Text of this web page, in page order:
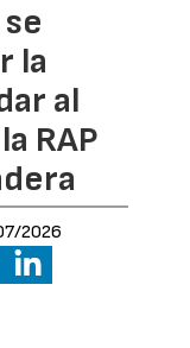
la
al
RAP
2026